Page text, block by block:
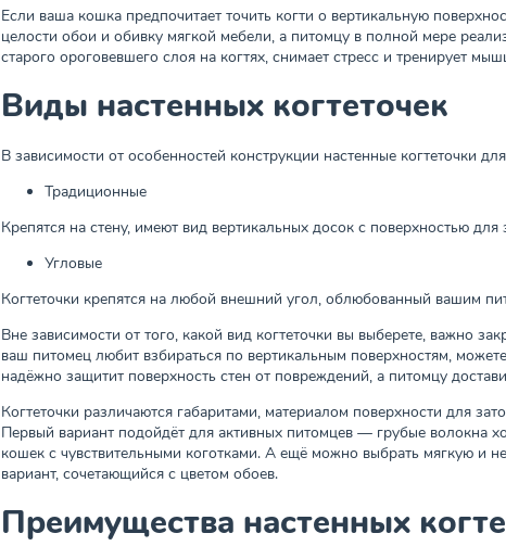
Если ваша кошка предпочитает точить когти о вертикальную
целости обои и обивку мягкой мебели, а питомцу в полной мере
старого ороговевшего слоя на когтях, снимает стресс и тренирует
Виды настенных когтеточек
В зависимости от особенностей конструкции настенные когтеточки
Традиционные
Крепятся на стену, имеют вид вертикальных досок с поверхностью для
Угловые
Когтеточки крепятся на любой внешний угол, облюбованный вашим
Вне зависимости от того, какой вид когтеточки вы выберете, важно
ваш питомец любит взбираться по вертикальным поверхностям,
надёжно защитит поверхность стен от повреждений, а питомцу
Когтеточки различаются габаритами, материалом поверхности для
Первый вариант подойдёт для активных питомцев — грубые волокна
кошек с чувствительными коготками. А ещё можно выбрать мягкую и
вариант, сочетающийся с цветом обоев.
Преимущества настенных